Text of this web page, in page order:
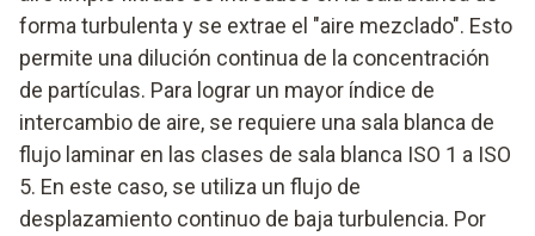
forma turbulenta y se extrae el "aire mezclado". Esto
permite una dilución continua de la concentración
de partículas. Para lograr un mayor índice de
intercambio de aire, se requiere una sala blanca de
flujo laminar en las clases de sala blanca ISO 1 a ISO
5. En este caso, se utiliza un flujo de
desplazamiento continuo de baja turbulencia. Por